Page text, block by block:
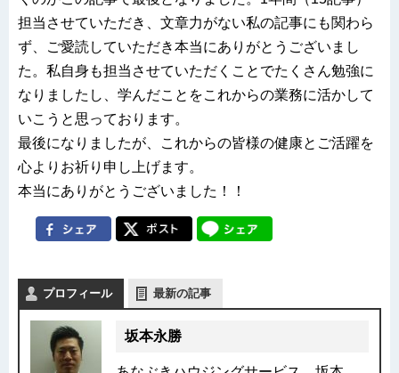
担当させていただき、文章力がない私の記事にも関わら
ず、ご愛読していただき本当にありがとうございまし
た。私自身も担当させていただくことでたくさん勉強に
なりましたし、学んだことをこれからの業務に活かして
いこうと思っております。
最後になりましたが、これからの皆様の健康とご活躍を
心よりお祈り申し上げます。
本当にありがとうございました！！
プロフィール 最新の記事
坂本永勝